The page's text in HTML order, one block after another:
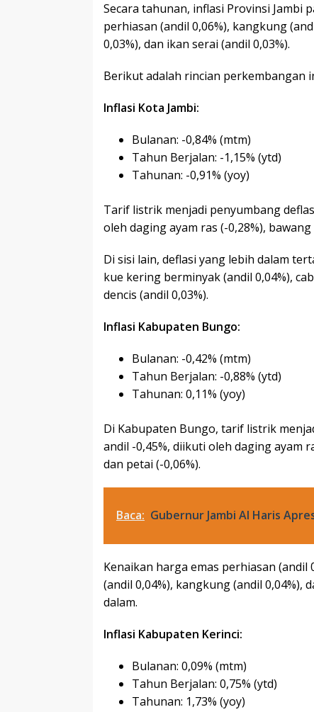
Secara tahunan, inflasi Provinsi Jambi
perhiasan (andil 0,06%), kangkung
0,03%), dan ikan serai (andil 0,03%).
Berikut adalah rincian perkembangan
Inflasi Kota Jambi:
Bulanan: -0,84% (mtm)
Tahun Berjalan: -1,15% (ytd)
Tahunan: -0,91% (yoy)
Tarif listrik menjadi penyumbang
oleh daging ayam ras (-0,28%),
Di sisi lain, deflasi yang lebih dalam
kue kering berminyak (andil 0,04%),
dencis (andil 0,03%).
Inflasi Kabupaten Bungo:
Bulanan: -0,42% (mtm)
Tahun Berjalan: -0,88% (ytd)
Tahunan: 0,11% (yoy)
Di Kabupaten Bungo, tarif listrik
andil -0,45%, diikuti oleh daging ayam
dan petai (-0,06%).
Baca: Gubernur Jambi Al Haris
Kenaikan harga emas perhiasan (andil
(andil 0,04%), kangkung (andil 0,04%),
dalam.
Inflasi Kabupaten Kerinci:
Bulanan: 0,09% (mtm)
Tahun Berjalan: 0,75% (ytd)
Tahunan: 1,73% (yoy)